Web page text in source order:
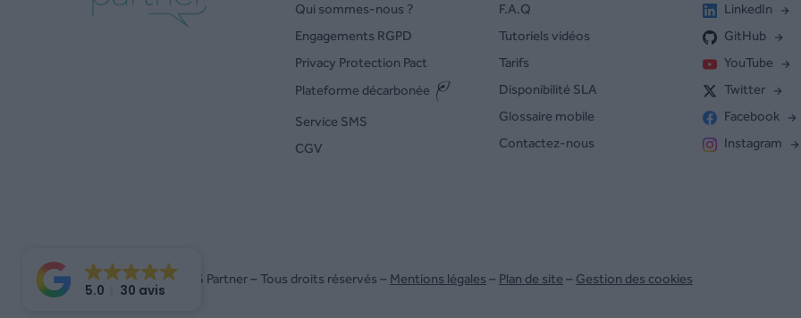
Qui sommes-nous ?
Engagements RGPD
Privacy Protection Pact
Plateforme décarbonée
Service SMS
CGV
F.A.Q
Tutoriels vidéos
Tarifs
Disponibilité SLA
Glossaire mobile
Contactez-nous
LinkedIn
GitHub
YouTube
Twitter
Facebook
Instagram
© 2014 – 2026 SMS Partner – Tous droits réservés – Mentions légales – Plan de site – Gestion des cookies
5.0 30 avis